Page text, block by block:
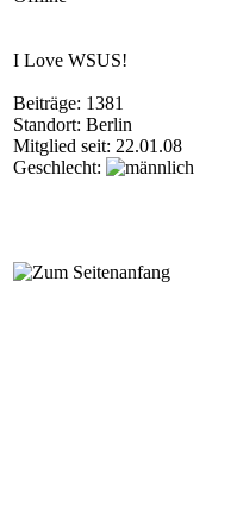
I Love WSUS!
Beiträge: 1381
Standort: Berlin
Mitglied seit: 22.01.08
Geschlecht: